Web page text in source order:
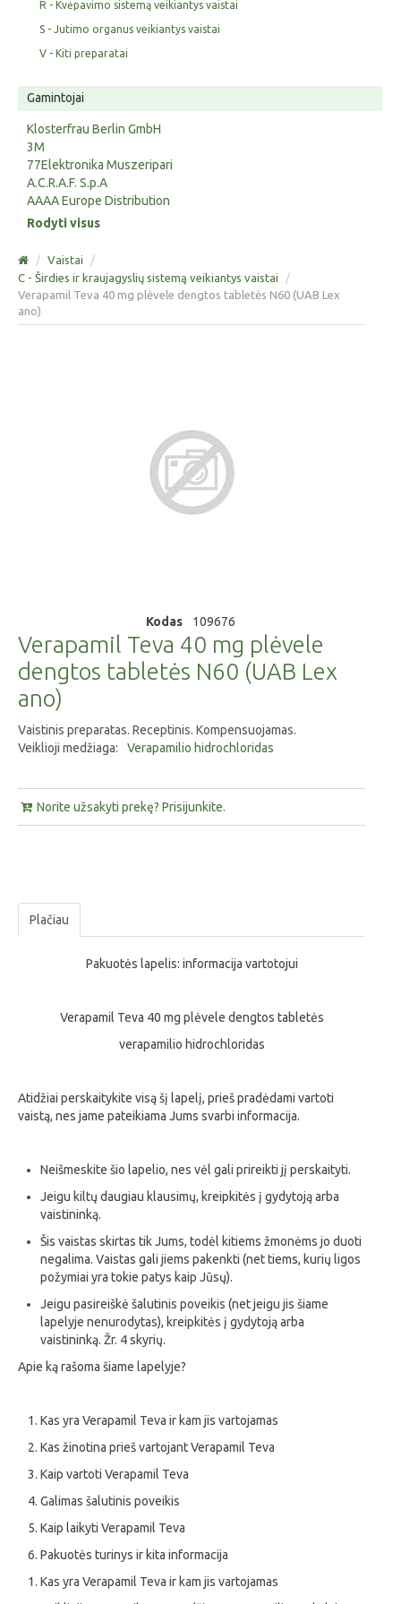
R - Kvėpavimo sistemą veikiantys vaistai
S - Jutimo organus veikiantys vaistai
V - Kiti preparatai
Gamintojai
Klosterfrau Berlin GmbH
3M
77Elektronika Muszeripari
A.C.R.A.F. S.p.A
AAAA Europe Distribution
Rodyti visus
/ Vaistai
/
C - Širdies ir kraujagyslių sistemą veikiantys vaistai
/
Verapamil Teva 40 mg plėvele dengtos tabletės N60 (UAB Lex
ano)
Kodas 109676
Verapamil Teva 40 mg plėvele
dengtos tabletės N60 (UAB Lex
ano)
Vaistinis preparatas. Receptinis. Kompensuojamas.
Veiklioji medžiaga:
Verapamilio hidrochloridas
Norite užsakyti prekę? Prisijunkite.
Plačiau
Pakuotės lapelis: informacija vartotojui
Verapamil Teva 40 mg plėvele dengtos tabletės
verapamilio hidrochloridas
Atidžiai perskaitykite visą šį lapelį, prieš pradėdami vartoti
vaistą, nes jame pateikiama Jums svarbi informacija.
Neišmeskite šio lapelio, nes vėl gali prireikti jį perskaityti.
Jeigu kiltų daugiau klausimų, kreipkitės į gydytoją arba
vaistininką.
Šis vaistas skirtas tik Jums, todėl kitiems žmonėms jo duoti
negalima. Vaistas gali jiems pakenkti (net tiems, kurių ligos
požymiai yra tokie patys kaip Jūsų).
Jeigu pasireiškė šalutinis poveikis (net jeigu jis šiame
lapelyje nenurodytas), kreipkitės į gydytoją arba
vaistininką. Žr. 4 skyrių.
Apie ką rašoma šiame lapelyje?
Kas yra Verapamil Teva ir kam jis vartojamas
Kas žinotina prieš vartojant Verapamil Teva
Kaip vartoti Verapamil Teva
Galimas šalutinis poveikis
Kaip laikyti Verapamil Teva
Pakuotės turinys ir kita informacija
Kas yra Verapamil Teva ir kam jis vartojamas